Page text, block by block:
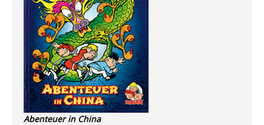
Abenteuer in China